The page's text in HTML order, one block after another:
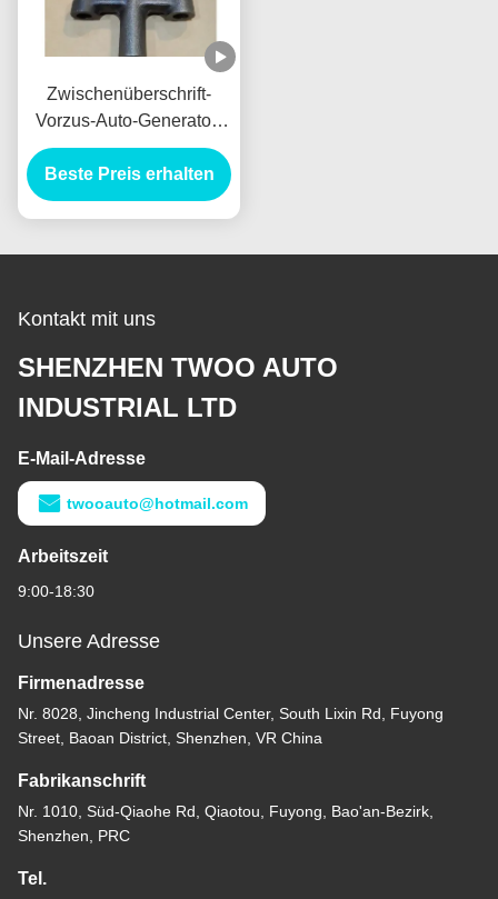
Zwischenüberschrift-
Vorzus-Auto-Generator-
Lichtmaschine
VH137061080A neues
Holland E385 E215 für
Beste Preis erhalten
Kontakt mit uns
SHENZHEN TWOO AUTO
INDUSTRIAL LTD
E-Mail-Adresse
twooauto@hotmail.com
Arbeitszeit
9:00-18:30
Unsere Adresse
Firmenadresse
Nr. 8028, Jincheng Industrial Center, South Lixin Rd, Fuyong
Street, Baoan District, Shenzhen, VR China
Fabrikanschrift
Nr. 1010, Süd-Qiaohe Rd, Qiaotou, Fuyong, Bao'an-Bezirk,
Shenzhen, PRC
Tel.